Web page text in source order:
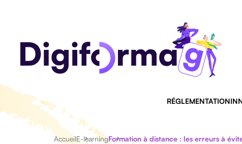
RÉGLEMENTATION
AccueilE-learningFormation à distance : les erreurs à